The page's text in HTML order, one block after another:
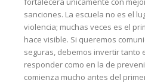
sanciones. La escuela no es el
violencia; muchas veces es el
hace visible. Si queremos
seguras, debemos invertir tanto
responder como en la de
comienza mucho antes del